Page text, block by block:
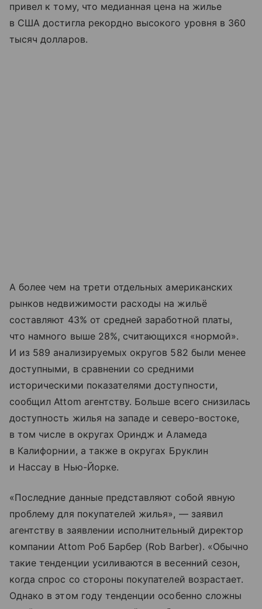
привел к тому, что медианная цена на жилье
в США достигла рекордно высокого уровня в 360
тысяч долларов.
А более чем на трети отдельных американских
рынков недвижимости расходы на жильё
составляют 43% от средней заработной платы,
что намного выше 28%, считающихся «нормой».
И из 589 анализируемых округов 582 были менее
доступными, в сравнении со средними
историческими показателями доступности,
сообщил Attom агентству. Больше всего снизилась
доступность жилья на западе и северо-востоке,
в том числе в округах Ориндж и Аламеда
в Калифорнии, а также в округах Бруклин
и Нассау в Нью-Йорке.
«Последние данные представляют собой явную
проблему для покупателей жилья», — заявил
агентству в заявлении исполнительный директор
компании Attom Роб Барбер (Rob Barber). «Обычно
такие тенденции усиливаются в весенний сезон,
когда спрос со стороны покупателей возрастает.
Однако в этом году тенденции особенно сложны